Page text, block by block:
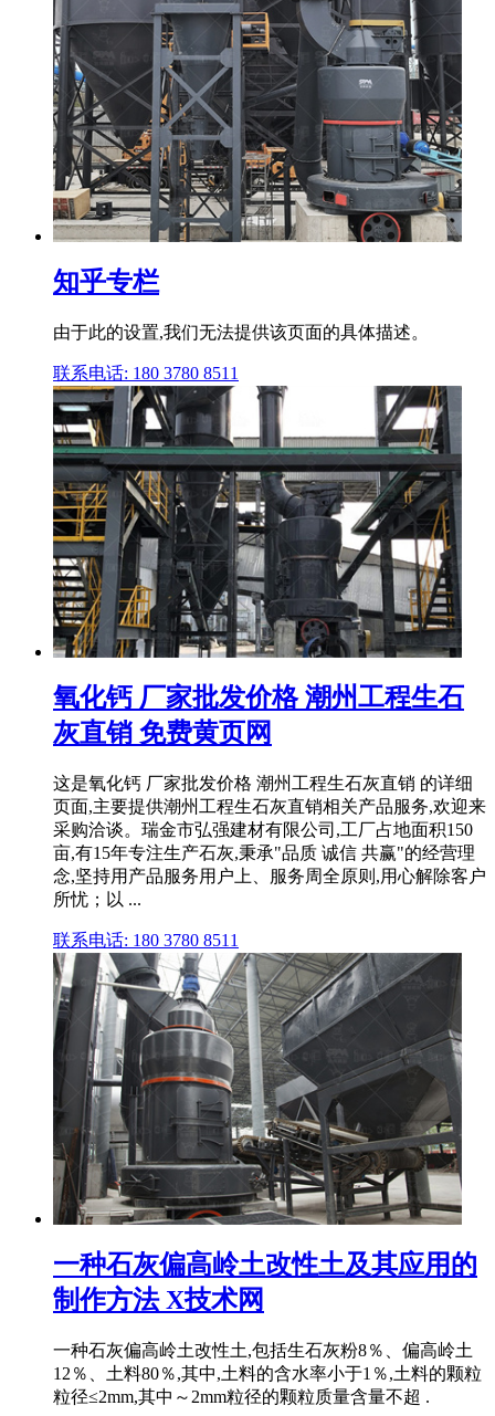
知乎专栏
由于此的设置,我们无法提供该页面的具体描述。
联系电话: 180 3780 8511
氧化钙 厂家批发价格 潮州工程生石
灰直销 免费黄页网
这是氧化钙 厂家批发价格 潮州工程生石灰直销 的详细
页面,主要提供潮州工程生石灰直销相关产品服务,欢迎来
采购洽谈。瑞金市弘强建材有限公司,工厂占地面积150
亩,有15年专注生产石灰,秉承"品质 诚信 共赢"的经营理
念,坚持用产品服务用户上、服务周全原则,用心解除客户
所忧；以 ...
联系电话: 180 3780 8511
一种石灰偏高岭土改性土及其应用的
制作方法 X技术网
一种石灰偏高岭土改性土,包括生石灰粉8％、偏高岭土
12％、土料80％,其中,土料的含水率小于1％,土料的颗粒
粒径≤2mm,其中～2mm粒径的颗粒质量含量不超 .